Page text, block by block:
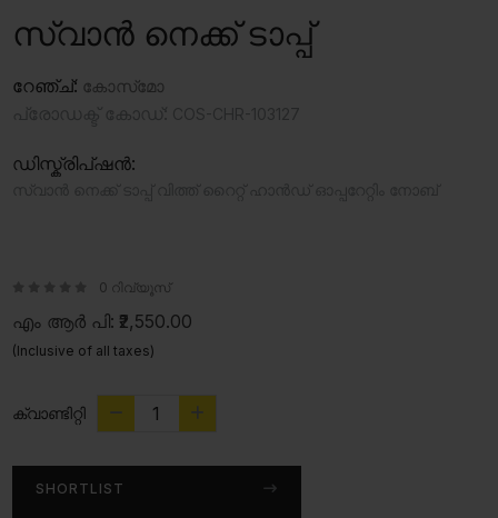
സ്വാൻ നെക്ക് ടാപ്പ്
റേഞ്ച്: കോസ്‍മോ
ഡിസ്ക്രിപ്ഷൻ:
0 റിവ്യൂസ്
എം ആർ പി: ₹2,550.00
(Inclusive of all taxes)
ക്വാണ്ടിറ്റി
SHORTLIST